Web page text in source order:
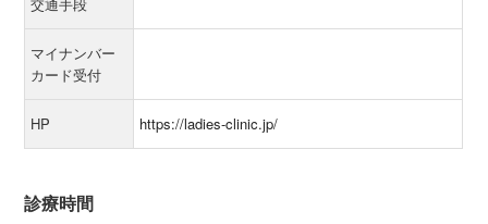
マイナンバー
カード受付
HP https://ladies-clinic.jp/
診療時間